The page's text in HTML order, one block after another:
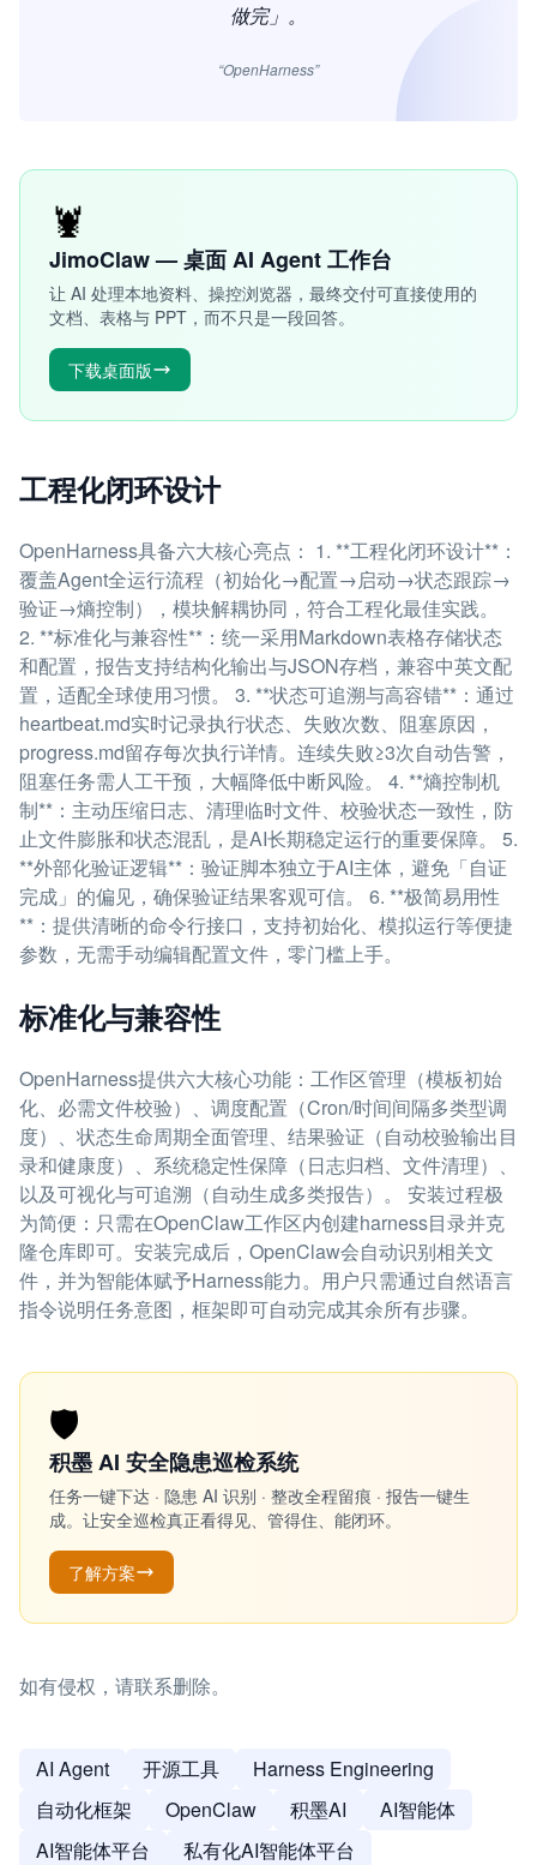
做完」。
“OpenHarness”
🦞
JimoClaw — 桌面 AI Agent 工作台
让 AI 处理本地资料、操控浏览器，最终交付可直接使用的
文档、表格与 PPT，而不只是一段回答。
下载桌面版
工程化闭环设计
OpenHarness具备六大核心亮点： 1. **工程化闭环设计**：
覆盖Agent全运行流程（初始化→配置→启动→状态跟踪→
验证→熵控制），模块解耦协同，符合工程化最佳实践。
2. **标准化与兼容性**：统一采用Markdown表格存储状态
和配置，报告支持结构化输出与JSON存档，兼容中英文配
置，适配全球使用习惯。 3. **状态可追溯与高容错**：通过
heartbeat.md实时记录执行状态、失败次数、阻塞原因，
progress.md留存每次执行详情。连续失败≥3次自动告警，
阻塞任务需人工干预，大幅降低中断风险。 4. **熵控制机
制**：主动压缩日志、清理临时文件、校验状态一致性，防
止文件膨胀和状态混乱，是AI长期稳定运行的重要保障。 5.
**外部化验证逻辑**：验证脚本独立于AI主体，避免「自证
完成」的偏见，确保验证结果客观可信。 6. **极简易用性
**：提供清晰的命令行接口，支持初始化、模拟运行等便捷
参数，无需手动编辑配置文件，零门槛上手。
标准化与兼容性
OpenHarness提供六大核心功能：工作区管理（模板初始
化、必需文件校验）、调度配置（Cron/时间间隔多类型调
度）、状态生命周期全面管理、结果验证（自动校验输出目
录和健康度）、系统稳定性保障（日志归档、文件清理）、
以及可视化与可追溯（自动生成多类报告）。 安装过程极
为简便：只需在OpenClaw工作区内创建harness目录并克
隆仓库即可。安装完成后，OpenClaw会自动识别相关文
件，并为智能体赋予Harness能力。用户只需通过自然语言
指令说明任务意图，框架即可自动完成其余所有步骤。
🛡️
积墨 AI 安全隐患巡检系统
任务一键下达 · 隐患 AI 识别 · 整改全程留痕 · 报告一键生
成。让安全巡检真正看得见、管得住、能闭环。
了解方案
如有侵权，请联系删除。
AI Agent 开源工具
Harness Engineering
自动化框架
OpenClaw 积墨AI
AI智能体
AI智能体平台
私有化AI智能体平台